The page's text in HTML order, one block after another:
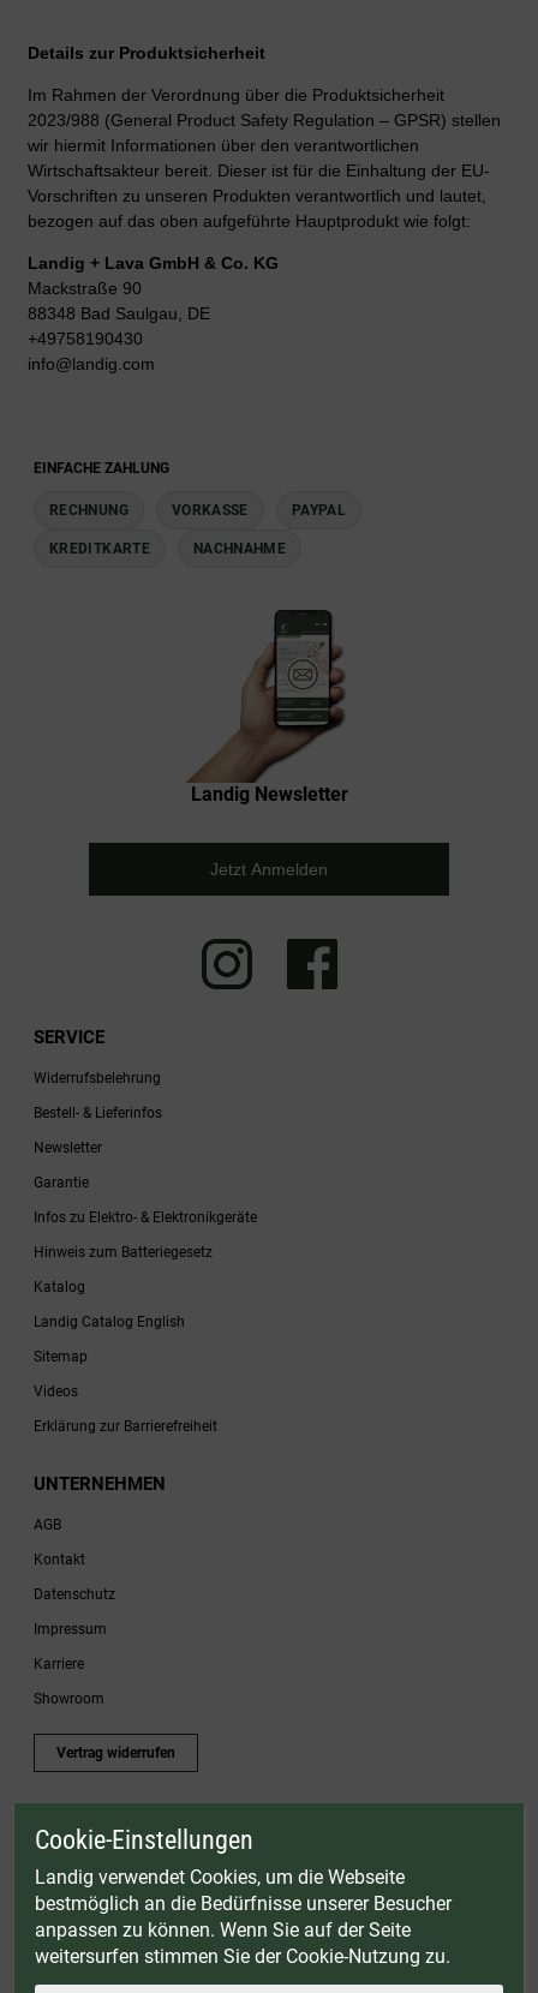
Details zur Produktsicherheit
Im Rahmen der Verordnung über die Produktsicherheit
2023/988 (General Product Safety Regulation – GPSR) stellen
wir hiermit Informationen über den verantwortlichen
Wirtschaftsakteur bereit. Dieser ist für die Einhaltung der EU-
Vorschriften zu unseren Produkten verantwortlich und lautet,
bezogen auf das oben aufgeführte Hauptprodukt wie folgt:
Landig + Lava GmbH & Co. KG
Mackstraße 90
88348 Bad Saulgau, DE
+49758190430
info@landig.com
EINFACHE ZAHLUNG
RECHNUNG VORKASSE PAYPAL
KREDITKARTE NACHNAHME
Landig Newsletter
Jetzt Anmelden
SERVICE
Widerrufsbelehrung
Bestell- & Lieferinfos
Newsletter
Garantie
Infos zu Elektro- & Elektronikgeräte
Hinweis zum Batteriegesetz
Katalog
Landig Catalog English
Sitemap
Videos
Erklärung zur Barrierefreiheit
UNTERNEHMEN
AGB
Kontakt
Datenschutz
Impressum
Karriere
Showroom
Vertrag widerrufen
* Gültig bis einschließlich 17.08.2026. Keine Barauszahlung möglich. Nicht mit
Zubehörartikel. Nicht einlösbar auf bereits rabattierte Sets.
© Landig 1982-2026 (44 Jahre Qualität)
Alle Preise inkl. gesetzl. Mehrwertsteuer, zuzüglich Versandkosten
Weitere Marken oder Shops der Landig + Lava GmbH & Co. KG: LAVA - Vakuumiergeräte
DRY AGER - Reifeschränke|VIESSMANN - Kühlzellen
Cookie-Einstellungen
Landig verwendet Cookies, um die Webseite
bestmöglich an die Bedürfnisse unserer Besucher
anpassen zu können. Wenn Sie auf der Seite
weitersurfen stimmen Sie der Cookie-Nutzung zu.